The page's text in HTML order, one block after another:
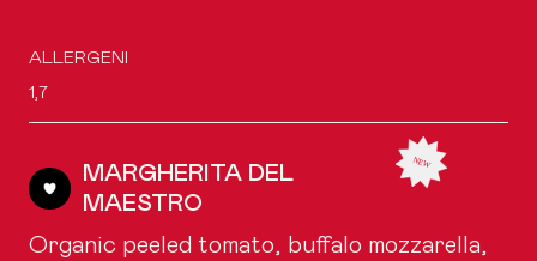
ALLERGENI
1,7
MARGHERITA DEL
MAESTRO
Organic peeled tomato, buffalo mozzarella,